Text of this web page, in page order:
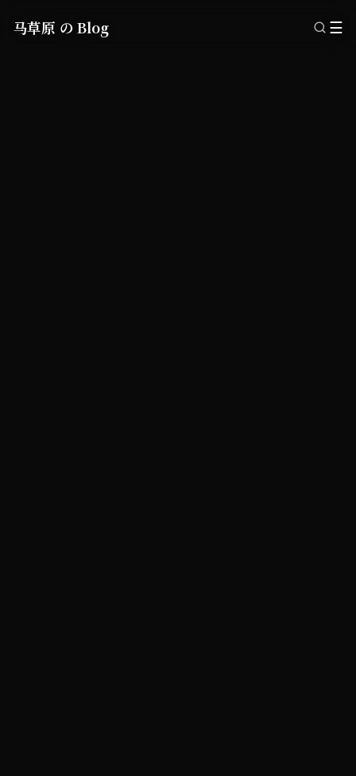
马草原 の Blog ☰